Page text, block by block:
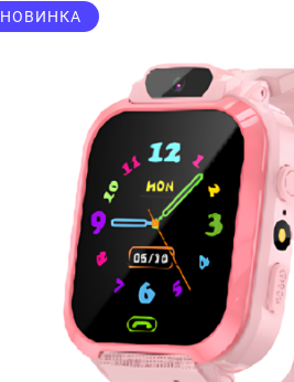
НОВИНКА